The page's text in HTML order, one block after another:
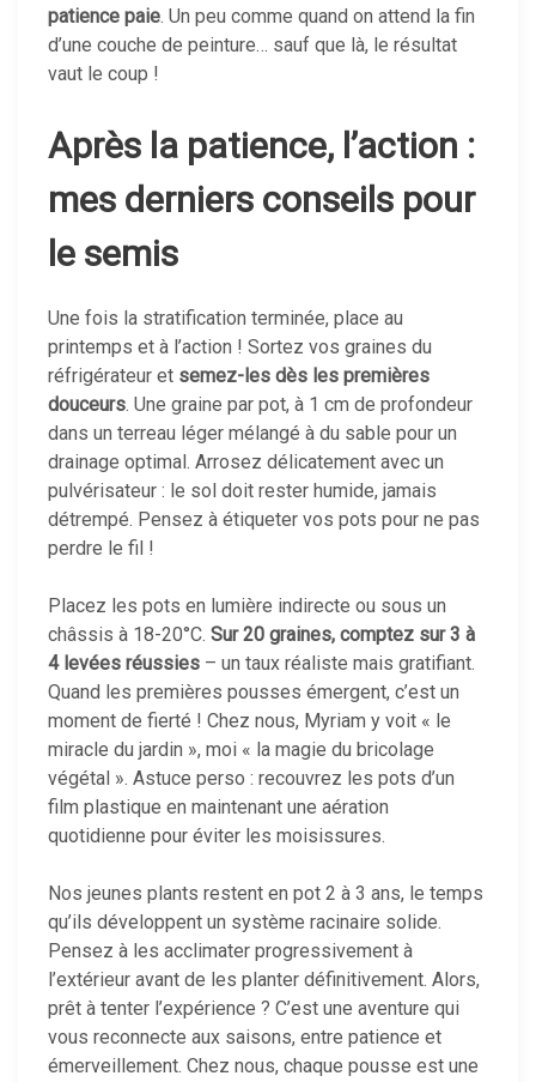
patience paie. Un peu comme quand on attend la fin
d’une couche de peinture… sauf que là, le résultat
vaut le coup !
Après la patience, l’action :
mes derniers conseils pour
le semis
Une fois la stratification terminée, place au
printemps et à l’action ! Sortez vos graines du
réfrigérateur et semez-les dès les premières
douceurs. Une graine par pot, à 1 cm de profondeur
dans un terreau léger mélangé à du sable pour un
drainage optimal. Arrosez délicatement avec un
pulvérisateur : le sol doit rester humide, jamais
détrempé. Pensez à étiqueter vos pots pour ne pas
perdre le fil !
Placez les pots en lumière indirecte ou sous un
châssis à 18-20°C. Sur 20 graines, comptez sur 3 à
4 levées réussies – un taux réaliste mais gratifiant.
Quand les premières pousses émergent, c’est un
moment de fierté ! Chez nous, Myriam y voit « le
miracle du jardin », moi « la magie du bricolage
végétal ». Astuce perso : recouvrez les pots d’un
film plastique en maintenant une aération
quotidienne pour éviter les moisissures.
Nos jeunes plants restent en pot 2 à 3 ans, le temps
qu’ils développent un système racinaire solide.
Pensez à les acclimater progressivement à
l’extérieur avant de les planter définitivement. Alors,
prêt à tenter l’expérience ? C’est une aventure qui
vous reconnecte aux saisons, entre patience et
émerveillement. Chez nous, chaque pousse est une